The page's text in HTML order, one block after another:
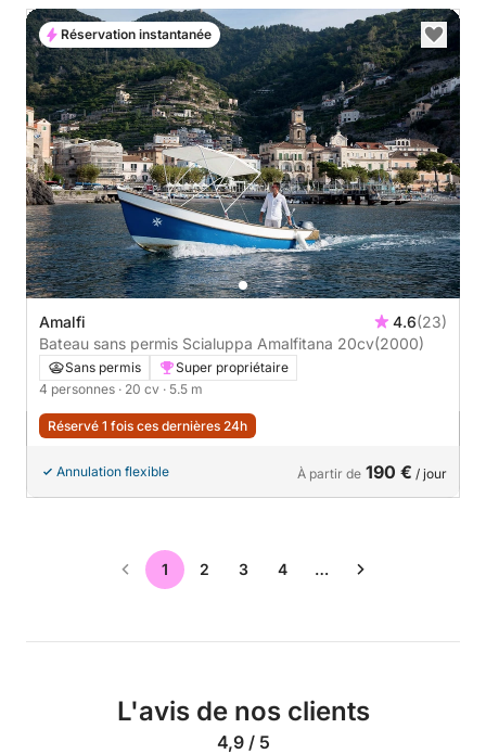
Amalfi 4.6(23)
Bateau sans permis Scialuppa Amalfitana 20cv(2000)
Sans permis
Super propriétaire
4 personnes · 20 cv · 5.5 m
Réservé 1 fois ces dernières 24h
Annulation flexible À partir de 190 € / jour
Réservation instantanée
1 2 3 4 …
L'avis de nos clients
4,9 / 5